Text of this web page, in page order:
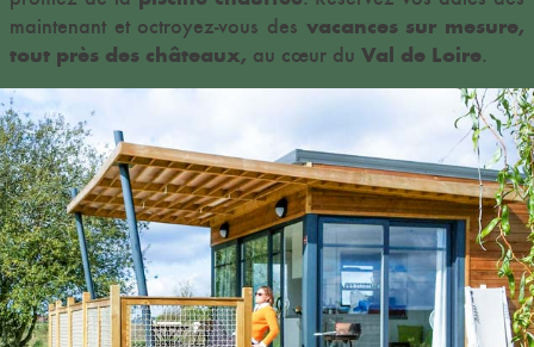
maintenant et octroyez-vous des vacances sur mesure,
tout près des châteaux, au cœur du Val de Loire.